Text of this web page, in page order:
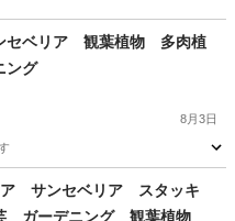
セベリア 観葉植物 多肉植
グ
8月3日
サンセベリア
ア サンセベリア スタッキ
ガーデニング 観葉植物